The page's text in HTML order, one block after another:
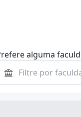
alguma